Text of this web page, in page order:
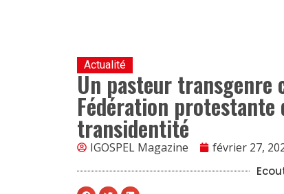
Actualité
Un pasteur transgenre
Fédération protestante
transidentité
IGOSPEL Magazine février 27,